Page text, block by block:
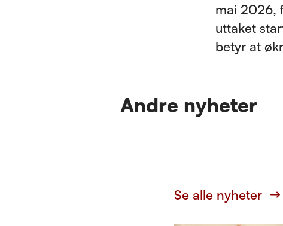
mai 2026,
uttaket
betyr at
Andre nyheter
Se alle nyheter